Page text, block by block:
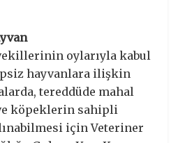
oylarıyla kabul
hayvanlara ilişkin
tereddüde mahal
köpeklerin sahipli
için Veteriner